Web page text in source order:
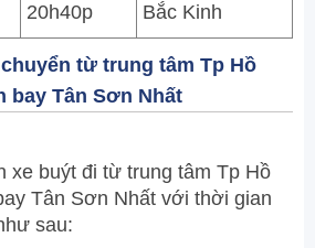
20h40p Bắc Kinh
từ trung tâm Tp Hồ
bay Tân Sơn Nhất
xe buýt đi từ trung tâm Tp Hồ
Tân Sơn Nhất với thời gian
sau: